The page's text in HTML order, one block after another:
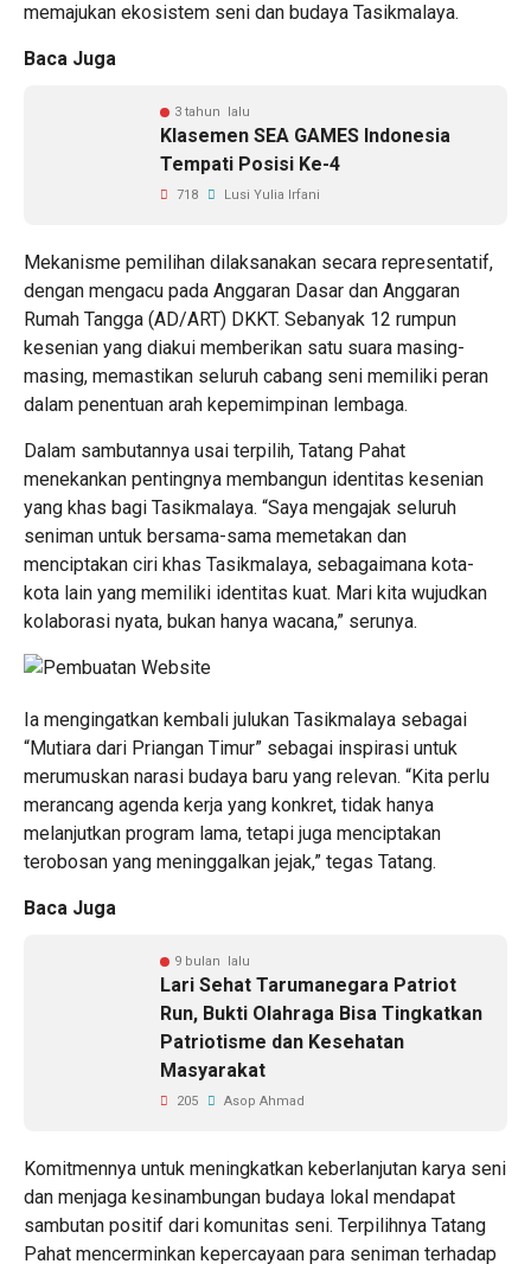
memajukan ekosistem seni dan budaya Tasikmalaya.
Baca Juga
3 tahun lalu
Klasemen SEA GAMES Indonesia
Tempati Posisi Ke-4
718 Lusi Yulia Irfani
Mekanisme pemilihan dilaksanakan secara representatif,
dengan mengacu pada Anggaran Dasar dan Anggaran
Rumah Tangga (AD/ART) DKKT. Sebanyak 12 rumpun
kesenian yang diakui memberikan satu suara masing-
masing, memastikan seluruh cabang seni memiliki peran
dalam penentuan arah kepemimpinan lembaga.
Dalam sambutannya usai terpilih, Tatang Pahat
menekankan pentingnya membangun identitas kesenian
yang khas bagi Tasikmalaya. “Saya mengajak seluruh
seniman untuk bersama-sama memetakan dan
menciptakan ciri khas Tasikmalaya, sebagaimana kota-
kota lain yang memiliki identitas kuat. Mari kita wujudkan
kolaborasi nyata, bukan hanya wacana,” serunya.
Ia mengingatkan kembali julukan Tasikmalaya sebagai
“Mutiara dari Priangan Timur” sebagai inspirasi untuk
merumuskan narasi budaya baru yang relevan. “Kita perlu
merancang agenda kerja yang konkret, tidak hanya
melanjutkan program lama, tetapi juga menciptakan
terobosan yang meninggalkan jejak,” tegas Tatang.
Baca Juga
9 bulan lalu
Lari Sehat Tarumanegara Patriot
Run, Bukti Olahraga Bisa Tingkatkan
Patriotisme dan Kesehatan
Masyarakat
205 Asop Ahmad
Komitmennya untuk meningkatkan keberlanjutan karya seni
dan menjaga kesinambungan budaya lokal mendapat
sambutan positif dari komunitas seni. Terpilihnya Tatang
Pahat mencerminkan kepercayaan para seniman terhadap